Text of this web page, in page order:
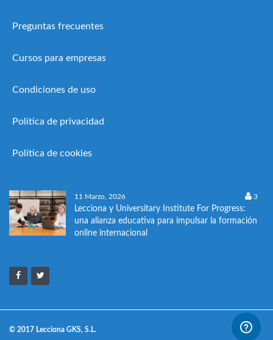
Preguntas frecuentes
Cursos para empresas
Condiciones de uso
Política de privacidad
Política de cookies
11 Marzo, 2026 3
Lecciona y Universitary Institute For Progress:
una alianza educativa para impulsar la formación
online internacional
© 2017 Lecciona GKS, S.L.